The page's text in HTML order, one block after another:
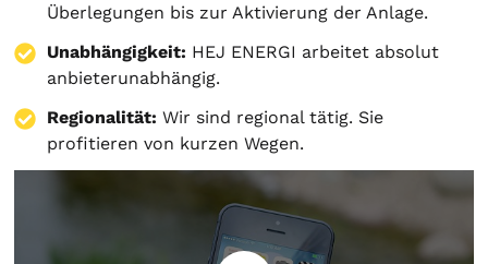
Überlegungen bis zur Aktivierung der Anlage.
Unabhängigkeit: HEJ ENERGI arbeitet absolut
anbieterunabhängig.
Regionalität: Wir sind regional tätig. Sie
profitieren von kurzen Wegen.